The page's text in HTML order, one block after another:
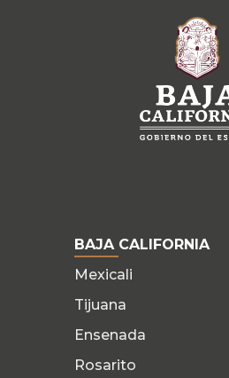
BAJA CALIFORNIA
Mexicali
Tijuana
Ensenada
Rosarito